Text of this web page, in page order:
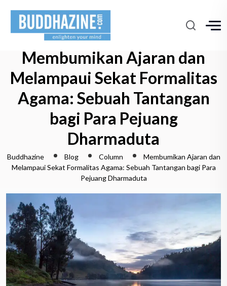
Membumikan Ajaran dan
Melampaui Sekat Formalitas
Agama: Sebuah Tantangan
bagi Para Pejuang
Dharmaduta
Buddhazine Blog Column
Membumikan Ajaran dan
Melampaui Sekat Formalitas Agama: Sebuah Tantangan bagi Para
Pejuang Dharmaduta